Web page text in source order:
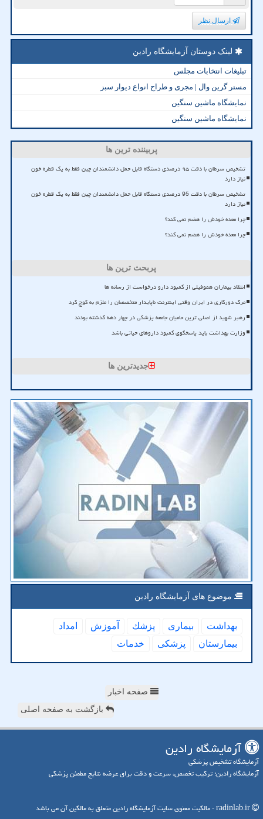
ارسال نظر
لینک دوستان آزمایشگاه رادین
تبلیغات انتخابات مجلس
مستر گرین وال | مجری و طراح انواع دیوار سبز
نمایشگاه ماشین سنگین
نمایشگاه ماشین سنگین
پربیننده ترین ها
تشخیص سرطان با دقت ۹۵ درصدی دستگاه قابل حمل دانشمندان چین فقط به یک قطره خون
نیاز دارد
تشخیص سرطان با دقت 95 درصدی دستگاه قابل حمل دانشمندان چین فقط به یک قطره خون
نیاز دارد
چرا معده خودش را هضم نمی کند؟
چرا معده خودش را هضم نمی کند؟
پربحث ترین ها
انتقاد بیماران هموفیلی از کمبود دارو درخواست از رسانه ها
مرگ دورکاری در ایران وقتی اینترنت ناپایدار متخصصان را ملزم به کوچ کرد
رهبر شهید از اصلی ترین حامیان جامعه پزشکی در چهار دهه گذشته بودند
وزارت بهداشت باید پاسخگوی کمبود داروهای حیاتی باشد
جدیدترین ها
موضوع های آزمایشگاه رادین
بهداشت بیماری پزشك آموزش
امداد
بیمارستان
پزشكی خدمات
صفحه اخبار
بازگشت به صفحه اصلی
آزمایشگاه رادین
آزمایشگاه تشخیص پزشکی
آزمایشگاه رادین؛ ترکیب تخصص، سرعت و دقت برای عرضه نتایج مطمئن پزشکی